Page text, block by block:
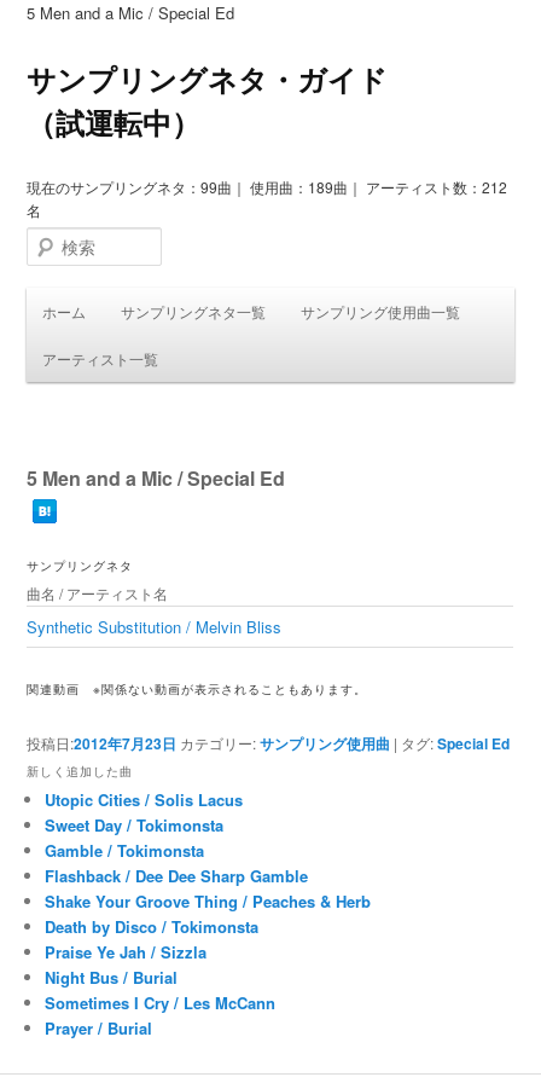
5 Men and a Mic / Special Ed
サンプリングネタ・ガイド
（試運転中）
現在のサンプリングネタ：99曲｜ 使用曲：189曲｜ アーティスト数：212
名
検索
ホーム サンプリングネタ一覧 サンプリング使用曲一覧
アーティスト一覧
5 Men and a Mic / Special Ed
サンプリングネタ
曲名 / アーティスト名
Synthetic Substitution / Melvin Bliss
関連動画※関係ない動画が表示されることもあります。
投稿日:2012年7月23日 カテゴリー:サンプリング使用曲 | タグ:Special Ed
新しく追加した曲
Utopic Cities / Solis Lacus
Sweet Day / Tokimonsta
Gamble / Tokimonsta
Flashback / Dee Dee Sharp Gamble
Shake Your Groove Thing / Peaches & Herb
Death by Disco / Tokimonsta
Praise Ye Jah / Sizzla
Night Bus / Burial
Sometimes I Cry / Les McCann
Prayer / Burial